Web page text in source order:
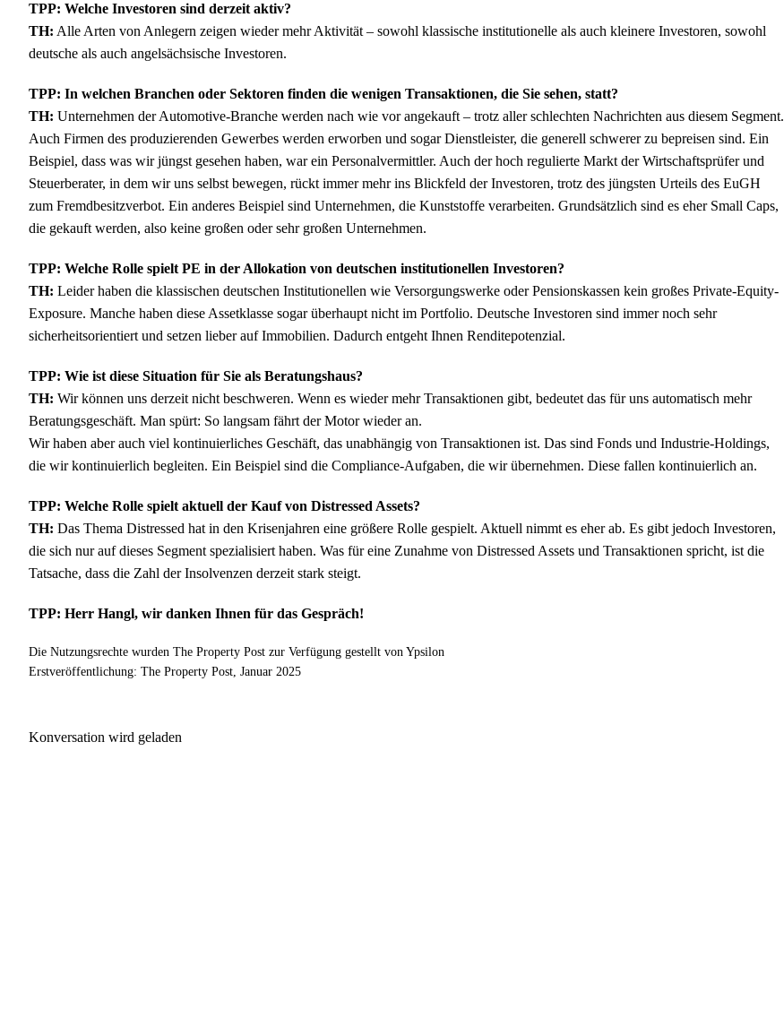
TPP: Welche Investoren sind derzeit aktiv?
TH: Alle Arten von Anlegern zeigen wieder mehr Aktivität – sowohl klassische institutionelle als auch kleinere Investoren, sowohl
deutsche als auch angelsächsische Investoren.
TPP: In welchen Branchen oder Sektoren finden die wenigen Transaktionen, die Sie sehen, statt?
TH: Unternehmen der Automotive-Branche werden nach wie vor angekauft – trotz aller schlechten Nachrichten aus diesem Segment.
Auch Firmen des produzierenden Gewerbes werden erworben und sogar Dienstleister, die generell schwerer zu bepreisen sind. Ein
Beispiel, dass was wir jüngst gesehen haben, war ein Personalvermittler. Auch der hoch regulierte Markt der Wirtschaftsprüfer und
Steuerberater, in dem wir uns selbst bewegen, rückt immer mehr ins Blickfeld der Investoren, trotz des jüngsten Urteils des EuGH
zum Fremdbesitzverbot. Ein anderes Beispiel sind Unternehmen, die Kunststoffe verarbeiten. Grundsätzlich sind es eher Small Caps,
die gekauft werden, also keine großen oder sehr großen Unternehmen.
TPP: Welche Rolle spielt PE in der Allokation von deutschen institutionellen Investoren?
TH: Leider haben die klassischen deutschen Institutionellen wie Versorgungswerke oder Pensionskassen kein großes Private-Equity-
Exposure. Manche haben diese Assetklasse sogar überhaupt nicht im Portfolio. Deutsche Investoren sind immer noch sehr
sicherheitsorientiert und setzen lieber auf Immobilien. Dadurch entgeht Ihnen Renditepotenzial.
TPP: Wie ist diese Situation für Sie als Beratungshaus?
TH: Wir können uns derzeit nicht beschweren. Wenn es wieder mehr Transaktionen gibt, bedeutet das für uns automatisch mehr
Beratungsgeschäft. Man spürt: So langsam fährt der Motor wieder an.
Wir haben aber auch viel kontinuierliches Geschäft, das unabhängig von Transaktionen ist. Das sind Fonds und Industrie-Holdings,
die wir kontinuierlich begleiten. Ein Beispiel sind die Compliance-Aufgaben, die wir übernehmen. Diese fallen kontinuierlich an.
TPP: Welche Rolle spielt aktuell der Kauf von Distressed Assets?
TH: Das Thema Distressed hat in den Krisenjahren eine größere Rolle gespielt. Aktuell nimmt es eher ab. Es gibt jedoch Investoren,
die sich nur auf dieses Segment spezialisiert haben. Was für eine Zunahme von Distressed Assets und Transaktionen spricht, ist die
Tatsache, dass die Zahl der Insolvenzen derzeit stark steigt.
TPP: Herr Hangl, wir danken Ihnen für das Gespräch!
Die Nutzungsrechte wurden The Property Post zur Verfügung gestellt von Ypsilon
Erstveröffentlichung: The Property Post, Januar 2025
Konversation wird geladen